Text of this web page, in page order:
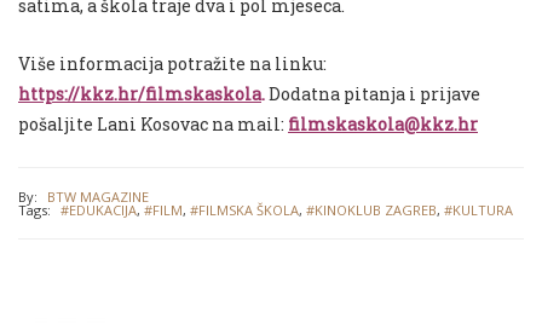
satima, a škola traje dva i pol mjeseca.
Više informacija potražite na linku:
https://kkz.hr/filmskaskola.Dodatna pitanja i prijave
pošaljite Lani Kosovac na mail: filmskaskola@kkz.hr
By: BTW MAGAZINE
Tags: #EDUKACIJA, #FILM, #FILMSKA ŠKOLA, #KINOKLUB ZAGREB, #KULTURA